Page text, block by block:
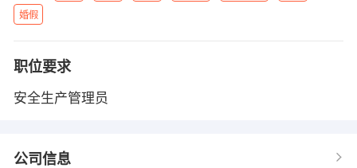
婚假
职位要求
安全生产管理员
公司信息